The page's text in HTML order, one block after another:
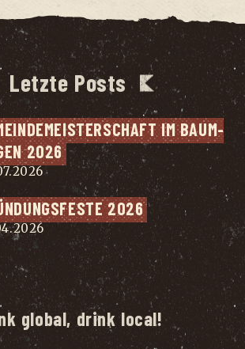
Letzte Posts
IM BAUM­
2026
2026
global, drink local!